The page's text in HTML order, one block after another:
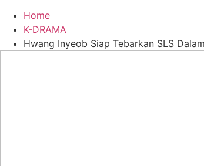
Home
K-DRAMA
Hwang Inyeob Siap Tebarkan SLS